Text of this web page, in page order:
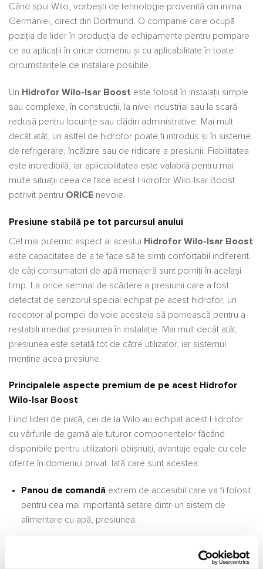
Când spui Wilo, vorbești de tehnologie provenită din inima
Germaniei, direct din Dortmund. O companie care ocupă
poziția de lider în producția de echipamente pentru pompare
ce au aplicații în orice domeniu și cu aplicabilitate în toate
circumstanțele de instalare posibile.
Un Hidrofor Wilo-Isar Boost este folosit în instalații simple
sau complexe, în construcții, la nivel industrial sau la scară
redusă pentru locuințe sau clădiri administrative. Mai mult
decât atât, un astfel de hidrofor poate fi introdus și în sisteme
de refrigerare, încălzire sau de ridicare a presiunii. Fiabilitatea
este incredibilă, iar aplicabilitatea este valabilă pentru mai
multe situații ceea ce face acest Hidrofor Wilo-Isar Boost
potrivit pentru ORICE nevoie.
Presiune stabilă pe tot parcursul anului
Cel mai puternic aspect al acestui Hidrofor Wilo-Isar Boost
este capacitatea de a te face să te simți confortabil indiferent
de câți consumatori de apă menajeră sunt porniți în același
timp. La orice semnal de scădere a presiunii care a fost
detectat de senzorul special echipat pe acest hidrofor, un
receptor al pompei da voie acesteia să pornească pentru a
restabili imediat presiunea în instalație. Mai mult decât atât,
presiunea este setată tot de către utilizator, iar sistemul
menține acea presiune.
Principalele aspecte premium de pe acest Hidrofor
Wilo-Isar Boost
Fiind lideri de piață, cei de la Wilo au echipat acest Hidrofor
cu vârfurile de gamă ale tuturor componentelor făcând
disponibile pentru utilizatorii obișnuiți, avantaje egale cu cele
oferite în domeniul privat. Iată care sunt acestea:
Panou de comandă extrem de accesibil care va fi folosit
pentru cea mai importantă setare dintr-un sistem de
alimentare cu apă, presiunea.
un convertizor. Întrebuințarea acestui convertizor este de a